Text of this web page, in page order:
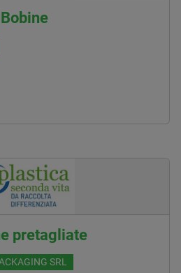
Bobine
pretagliate
SRL